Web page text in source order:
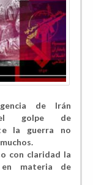
de Irán
el golpe de
la guerra no
con claridad la
materia de